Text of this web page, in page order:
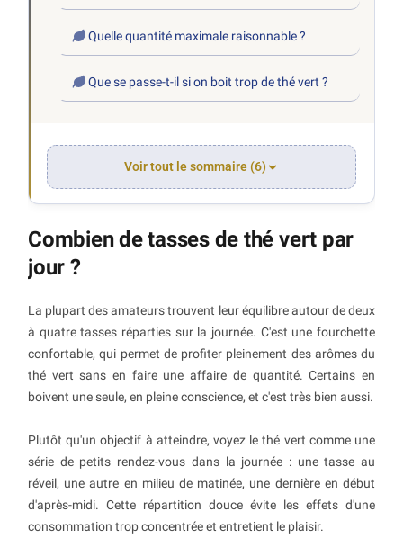
Quelle quantité maximale raisonnable ?
Que se passe-t-il si on boit trop de thé vert ?
Voir tout le sommaire (6)
Combien de tasses de thé vert par
jour ?
La plupart des amateurs trouvent leur équilibre autour de deux
à quatre tasses réparties sur la journée. C'est une fourchette
confortable, qui permet de profiter pleinement des arômes du
thé vert sans en faire une affaire de quantité. Certains en
boivent une seule, en pleine conscience, et c'est très bien aussi.
Plutôt qu'un objectif à atteindre, voyez le thé vert comme une
série de petits rendez-vous dans la journée : une tasse au
réveil, une autre en milieu de matinée, une dernière en début
d'après-midi. Cette répartition douce évite les effets d'une
consommation trop concentrée et entretient le plaisir.